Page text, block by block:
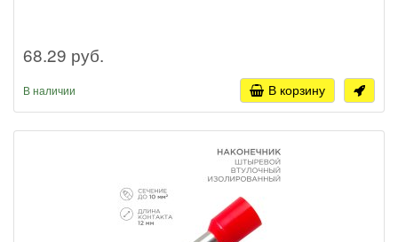
68.29 руб.
В наличии В корзину